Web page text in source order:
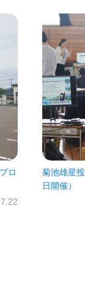
前中学校プログラム